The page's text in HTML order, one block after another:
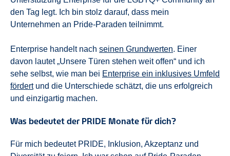
den Tag legt. Ich bin stolz darauf, dass mein
Unternehmen an Pride-Paraden teilnimmt.
Enterprise handelt nach seinen Grundwerten. Einer
davon lautet „Unsere Türen stehen weit offen“ und ich
sehe selbst, wie man bei Enterprise ein inklusives Umfeld
fördertund die Unterschiede schätzt, die uns erfolgreich
und einzigartig machen.
Was bedeutet der PRIDE Monate für dich?
Für mich bedeutet PRIDE, Inklusion, Akzeptanz und